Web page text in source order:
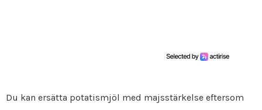
Du kan ersätta potatismjöl med majsstärkelse eftersom